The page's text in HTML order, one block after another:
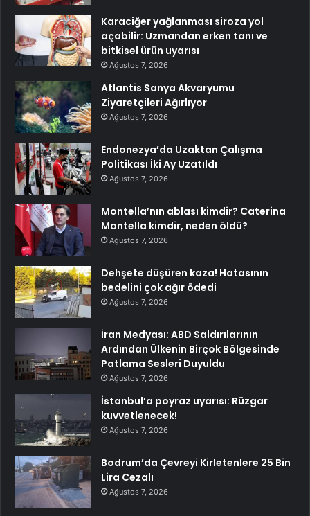
Karaciğer yağlanması siroza yol
açabilir: Uzmandan erken tanı ve
bitkisel ürün uyarısı
Ağustos 7, 2026
Atlantis Sanya Akvaryumu
Ziyaretçileri Ağırlıyor
Ağustos 7, 2026
Endonezya’da Uzaktan Çalışma
Politikası İki Ay Uzatıldı
Ağustos 7, 2026
Montella’nın ablası kimdir? Caterina
Montella kimdir, neden öldü?
Ağustos 7, 2026
Dehşete düşüren kaza! Hatasının
bedelini çok ağır ödedi
Ağustos 7, 2026
İran Medyası: ABD Saldırılarının
Ardından Ülkenin Birçok Bölgesinde
Patlama Sesleri Duyuldu
Ağustos 7, 2026
İstanbul’a poyraz uyarısı: Rüzgar
kuvvetlenecek!
Ağustos 7, 2026
Bodrum’da Çevreyi Kirletenlere 25 Bin
Lira Cezalı
Ağustos 7, 2026